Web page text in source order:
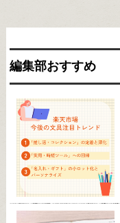
編集部おすすめ